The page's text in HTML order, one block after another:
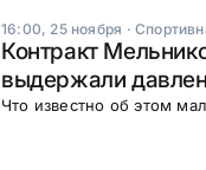
16:00, 25 ноября ·
Контракт
выдержали
Что известно об этом